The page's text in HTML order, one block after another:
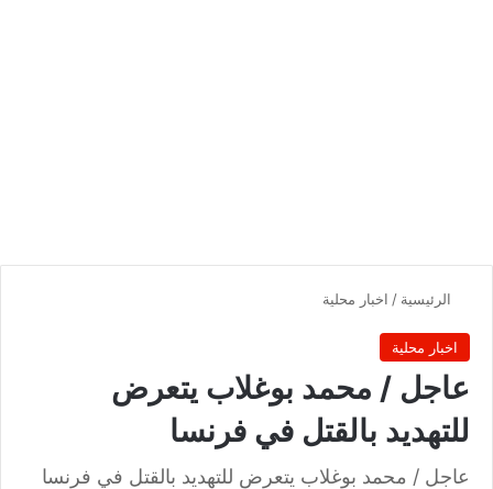
الرئيسية / اخبار محلية
اخبار محلية
عاجل / محمد بوغلاب يتعرض
للتهديد بالقتل في فرنسا
عاجل / محمد بوغلاب يتعرض للتهديد بالقتل في فرنسا